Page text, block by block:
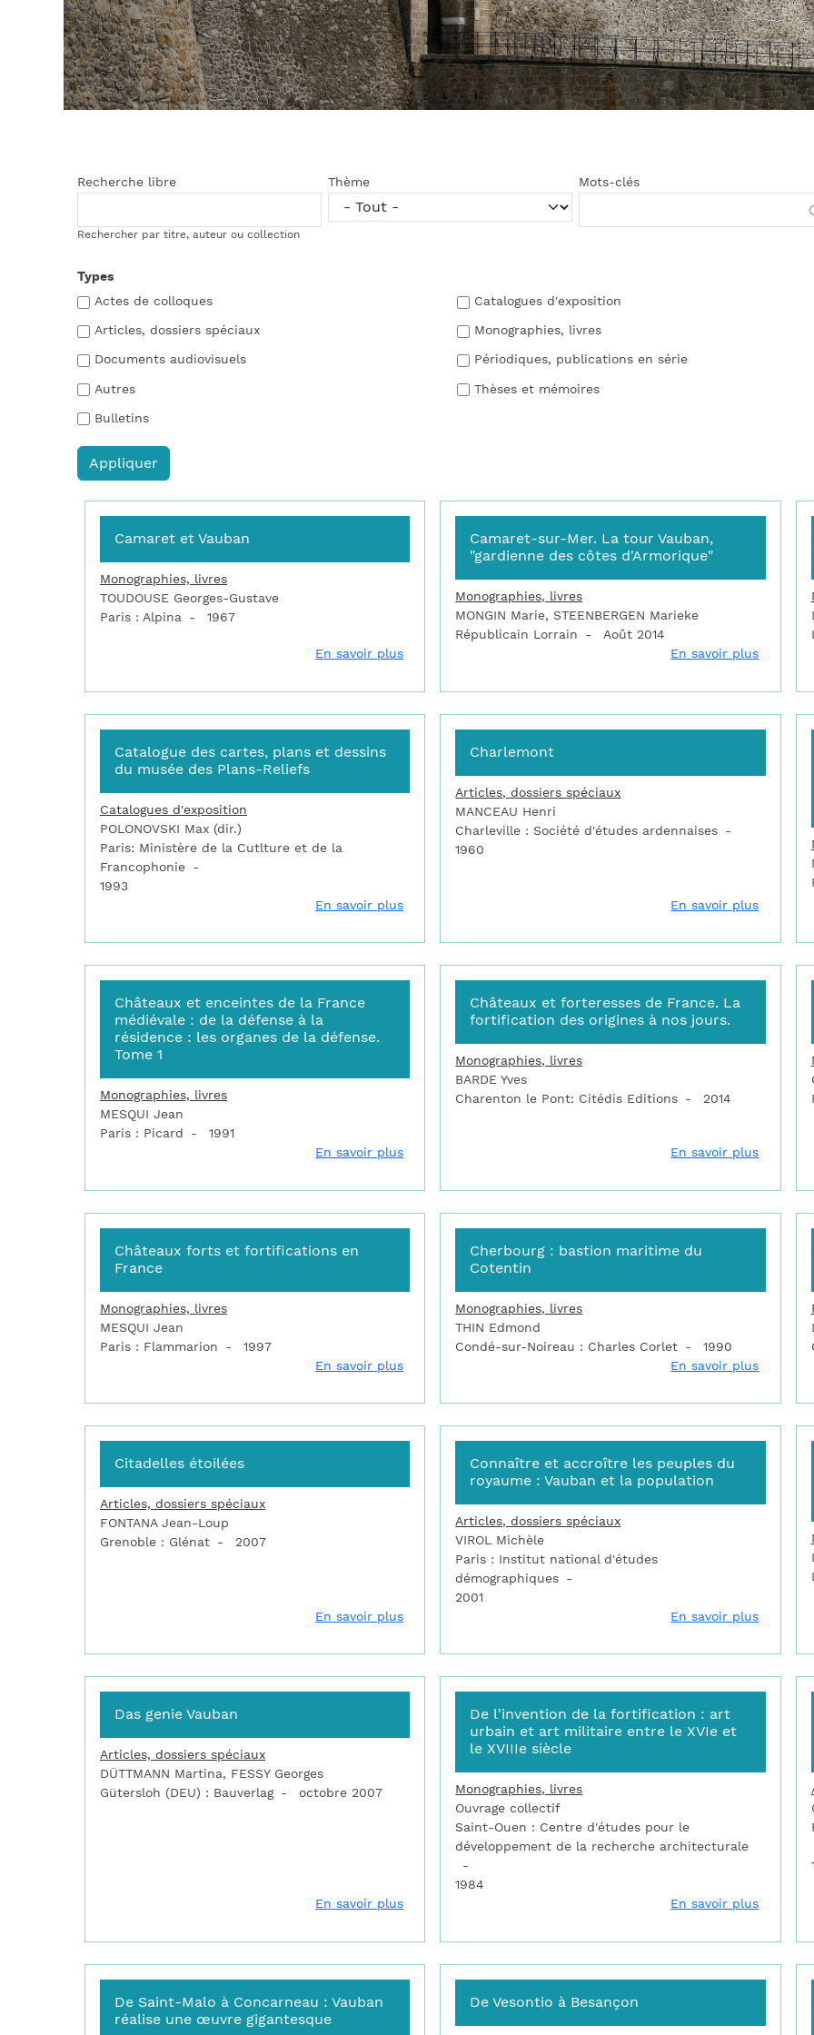
Recherche libre
Rechercher par titre, auteur ou collection
Thème Mots-clés
Types
Actes de colloques
Articles, dossiers spéciaux
Documents audiovisuels
Autres
Bulletins
Catalogues d'exposition
Monographies, livres
Périodiques, publications en série
Thèses et mémoires
Camaret et Vauban
Monographies, livres
TOUDOUSE Georges-Gustave
Paris : Alpina
1967
En savoir plussur Camaret et Vauban
Camaret-sur-Mer. La tour Vauban,
"gardienne des côtes d'Armorique"
Monographies, livres
MONGIN Marie, STEENBERGEN Marieke
Républicain Lorrain
Août 2014
En savoir plussur
Catalogue des cartes, plans et dessins
du musée des Plans-Reliefs
Catalogues d'exposition
POLONOVSKI Max (dir.)
Paris: Ministère de la Cutlture et de la
Francophonie
1993
En savoir plussur Catalogue des cartes, plans et dessins du musée des Plans-
Charlemont
Articles, dossiers spéciaux
MANCEAU Henri
Charleville : Société d'études ardennaises
1960
En savoir plussur
Châteaux et enceintes de la France
médiévale : de la défense à la
résidence : les organes de la défense.
Tome 1
Monographies, livres
MESQUI Jean
Paris : Picard
1991
En savoir plussur Châteaux et enceintes de la France médiévale : de la
Châteaux et forteresses de France. La
fortification des origines à nos jours.
Monographies, livres
BARDE Yves
Charenton le Pont: Citédis Editions
2014
En savoir plussur
Châteaux forts et fortifications en
France
Monographies, livres
MESQUI Jean
Paris : Flammarion
1997
En savoir plussur Châteaux forts et fortifications en France
Cherbourg : bastion maritime du
Cotentin
Monographies, livres
THIN Edmond
Condé-sur-Noireau : Charles Corlet
1990
En savoir plussur
Citadelles étoilées
Articles, dossiers spéciaux
FONTANA Jean-Loup
Grenoble : Glénat
2007
En savoir plussur Citadelles étoilées
Connaître et accroître les peuples du
royaume : Vauban et la population
Articles, dossiers spéciaux
VIROL Michèle
Paris : Institut national d'études
démographiques
2001
En savoir plussur
Das genie Vauban
Articles, dossiers spéciaux
DÜTTMANN Martina, FESSY Georges
Gütersloh (DEU) : Bauverlag
octobre 2007
En savoir plussur Das genie Vauban
De l'invention de la fortification : art
urbain et art militaire entre le XVIe et
le XVIIIe siècle
Monographies, livres
Ouvrage collectif
Saint-Ouen : Centre d'études pour le
développement de la recherche architecturale
1984
En savoir plussur De
De Saint-Malo à Concarneau : Vauban
réalise une œuvre gigantesque
De Vesontio à Besançon